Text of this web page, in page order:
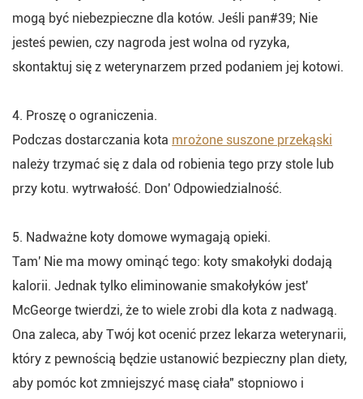
mogą być niebezpieczne dla kotów. Jeśli pan#39; Nie
jesteś pewien, czy nagroda jest wolna od ryzyka,
skontaktuj się z weterynarzem przed podaniem jej kotowi.
4. Proszę o ograniczenia.
Podczas dostarczania kota mrożone suszone przekąski
należy trzymać się z dala od robienia tego przy stole lub
przy kotu. wytrwałość. Don' Odpowiedzialność.
5. Nadważne koty domowe wymagają opieki.
Tam' Nie ma mowy ominąć tego: koty smakołyki dodają
kalorii. Jednak tylko eliminowanie smakołyków jest'
McGeorge twierdzi, że to wiele zrobi dla kota z nadwagą.
Ona zaleca, aby Twój kot ocenić przez lekarza weterynarii,
który z pewnością będzie ustanowić bezpieczny plan diety,
aby pomóc kot zmniejszyć masę ciała" stopniowo i